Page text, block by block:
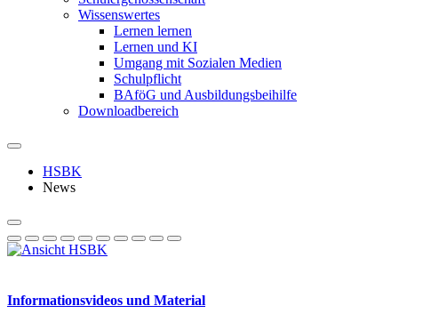
Wissenswertes
Lernen lernen
Lernen und KI
Umgang mit Sozialen Medien
Schulpflicht
BAföG und Ausbildungsbeihilfe
Downloadbereich
HSBK
News
Informationsvideos und Material